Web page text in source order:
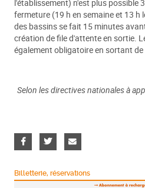
l'établissement) n'est plus possible
fermeture (19 h en semaine et 13 h
des bassins se fait 15 minutes
création de file d'attente en sortie.
également obligatoire en sortant de
Selon les directives nationales à
Billetterie, réservations